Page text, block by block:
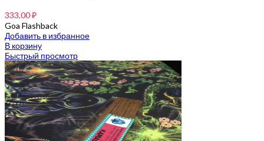
333,00₽
Goa Flashback
Добавить в избранное
В корзину
Быстрый просмотр